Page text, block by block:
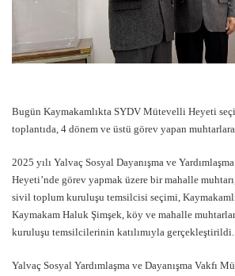
Bugün Kaymakamlıkta SYDV Mütevelli Heyeti
toplantıda, 4 dönem ve üstü görev yapan
2025 yılı Yalvaç Sosyal Dayanışma ve
Heyeti’nde görev yapmak üzere bir mahalle
sivil toplum kuruluşu temsilcisi seçimi,
Kaymakam Haluk Şimşek, köy ve mahalle
kuruluşu temsilcilerinin katılımıyla gerçekleştirildi.
Yalvaç Sosyal Yardımlaşma ve Dayanışma Vakfı